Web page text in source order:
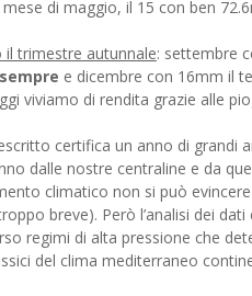
di maggio, il 15 con ben
il trimestre autunnale: settembre
e dicembre con 16mm il
viviamo di rendita grazie alle
certifica un anno di grandi
dalle nostre centraline e da
climatico non si può
breve). Però l’analisi dei
regimi di alta pressione che
del clima mediterraneo